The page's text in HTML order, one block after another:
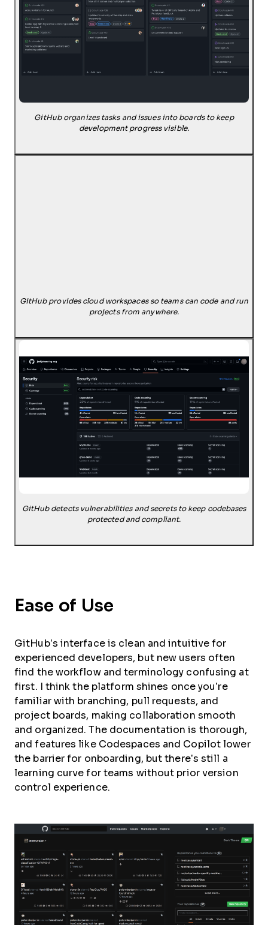
GitHub organizes tasks and issues into boards to keep
development progress visible.
GitHub provides cloud workspaces so teams can code and run
projects from anywhere.
GitHub detects vulnerabilities and secrets to keep codebases
protected and compliant.
Ease of Use
GitHub’s interface is clean and intuitive for
experienced developers, but new users often
find the workflow and terminology confusing at
first. I think the platform shines once you’re
familiar with branching, pull requests, and
project boards, making collaboration smooth
and organized. The documentation is thorough,
and features like Codespaces and Copilot lower
the barrier for onboarding, but there’s still a
learning curve for teams without prior version
control experience.